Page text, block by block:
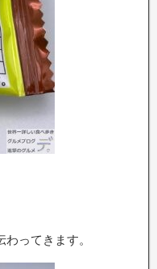
ってきます。